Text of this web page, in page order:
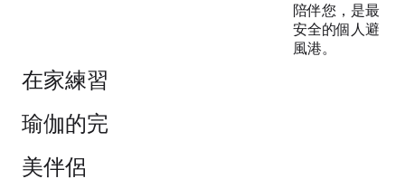
陪伴您，是最
安全的個人避
風港。
在家練習
瑜伽的完
美伴侶